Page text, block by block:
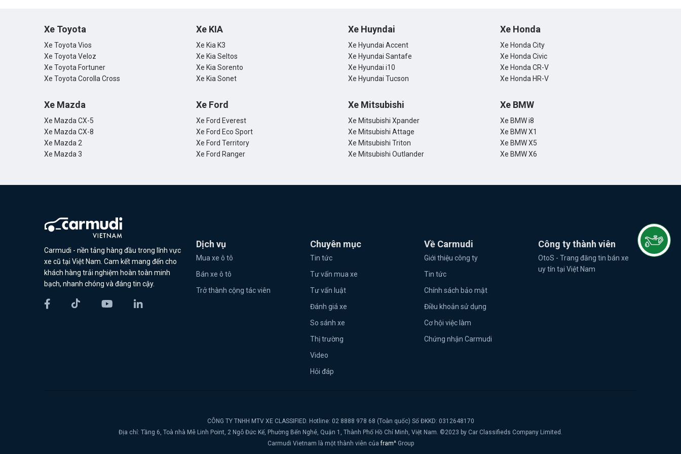
Xe Toyota
Xe Toyota Vios
Xe Toyota Veloz
Xe Toyota Fortuner
Xe Toyota Corolla Cross
Xe KIA
Xe Kia K3
Xe Kia Seltos
Xe Kia Sorento
Xe Kia Sonet
Xe Huyndai
Xe Hyundai Accent
Xe Hyundai Santafe
Xe Hyundai i10
Xe Hyundai Tucson
Xe Honda
Xe Honda City
Xe Honda Civic
Xe Honda CR-V
Xe Honda HR-V
Xe Mazda
Xe Mazda CX-5
Xe Mazda CX-8
Xe Mazda 2
Xe Mazda 3
Xe Ford
Xe Ford Everest
Xe Ford Eco Sport
Xe Ford Territory
Xe Ford Ranger
Xe Mitsubishi
Xe Mitsubishi Xpander
Xe Mitsubishi Attage
Xe Mitsubishi Triton
Xe Mitsubishi Outlander
Xe BMW
Xe BMW i8
Xe BMW X1
Xe BMW X5
Xe BMW X6
Carmudi - nền tảng hàng đầu trong lĩnh vực
xe cũ tại Việt Nam. Cam kết mang đến cho
khách hàng trải nghiệm hoàn toàn minh
bạch, nhanh chóng và đáng tin cậy.
Dịch vụ
Mua xe ô tô
Bán xe ô tô
Trở thành cộng tác viên
Chuyên mục
Tin tức
Tư vấn mua xe
Tư vấn luật
Đánh giá xe
So sánh xe
Thị trường
Video
Hỏi đáp
Về Carmudi
Giới thiệu công ty
Tin tức
Chính sách bảo mật
Điều khoản sử dụng
Cơ hội việc làm
Chứng nhận Carmudi
Công ty thành viên
OtoS - Trang đăng tin bán xe
uy tín tại Việt Nam
CÔNG TY TNHH MTV XE CLASSIFIED. Hotline: 02 8888 978 68 (Toàn quốc) Số ĐKKD: 0312648170
Địa chỉ: Tầng 6, Toà nhà Mê Linh Point, 2 Ngô Đức Kế, Phường Bến Nghé, Quận 1, Thành Phố Hồ Chí Minh, Việt Nam. ©2023 by Car Classifieds Company Limited.
Carmudi Vietnam là một thành viên củafram^ Group